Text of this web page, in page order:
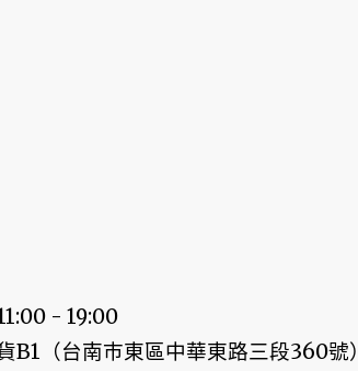
- 19:00
B1（台南巿東區中華東路三段360號）